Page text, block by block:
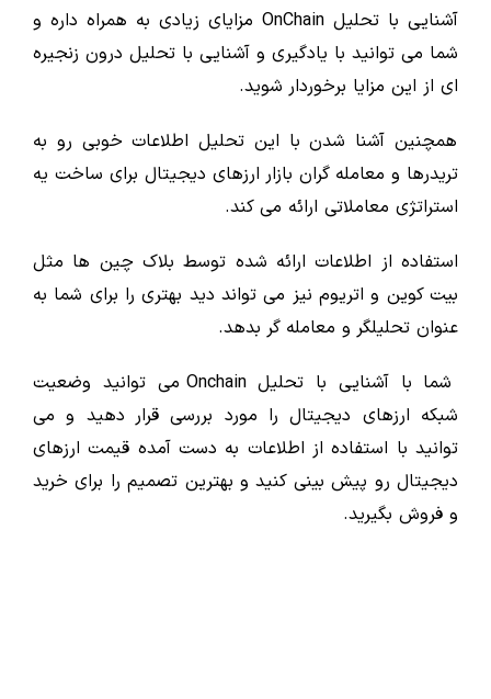
آشنایی با تحلیل OnChain مزایای زیادی به همراه داره و
شما می توانید با یادگیری و آشنایی با تحلیل درون زنجیره
ای از این مزایا برخوردار شوید.
همچنین آشنا شدن با این تحلیل اطلاعات خوبی رو به
تریدرها و معامله گران بازار ارزهای دیجیتال برای ساخت یه
استراتژی معاملاتی ارائه می کند.
استفاده از اطلاعات ارائه شده توسط بلاک چین ها مثل
بیت کوین و اتریوم نیز می تواند دید بهتری را برای شما به
عنوان تحلیلگر و معامله گر بدهد.
شما با آشنایی با تحلیل Onchain می توانید وضعیت
شبکه ارزهای دیجیتال را مورد بررسی قرار دهید و می
توانید با استفاده از اطلاعات به دست آمده قیمت ارزهای
دیجیتال رو پیش بینی کنید و بهترین تصمیم را برای خرید
و فروش بگیرید.